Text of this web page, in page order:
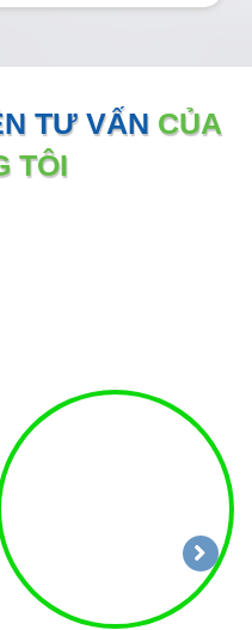
TƯ VẤN CỦA
TÔI